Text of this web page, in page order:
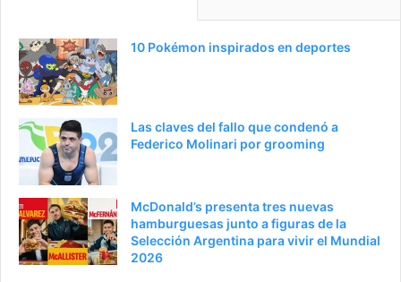
10 Pokémon inspirados en deportes
Las claves del fallo que condenó a
Federico Molinari por grooming
McDonald’s presenta tres nuevas
hamburguesas junto a figuras de la
Selección Argentina para vivir el Mundial
2026